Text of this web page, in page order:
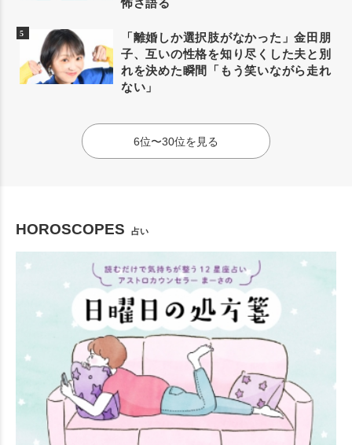
「離婚しか選択肢がなかった」金田朋
子、互いの性格を知り尽くした夫と別
れを決めた瞬間「もう笑いながら走れ
ない」
6位〜30位を見る
HOROSCOPES 占い